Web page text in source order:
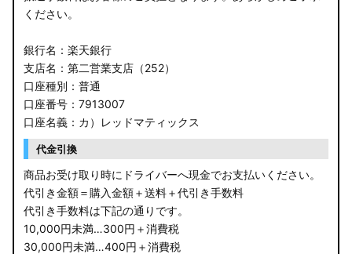
ください。
銀行名：楽天銀行
支店名：第二営業支店（252）
口座種別：普通
口座番号：7913007
口座名義：カ）レッドマティックス
代金引換
商品お受け取り時にドライバーへ現金でお支払いください。
代引き金額＝購入金額＋送料＋代引き手数料
代引き手数料は下記の通りです。
10,000円未満…300円＋消費税
30,000円未満…400円＋消費税